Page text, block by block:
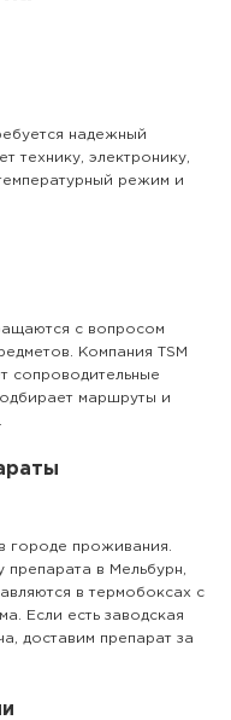
надежный
технику, электронику,
режим и
с вопросом
Компания TSM
сопроводительные
маршруты и
городе проживания.
препарата в Мельбурн,
в термобоксах с
Если есть заводская
доставим препарат за